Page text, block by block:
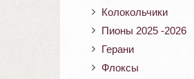
Колокольчики
Пионы 2025 -2026
Герани
Флоксы